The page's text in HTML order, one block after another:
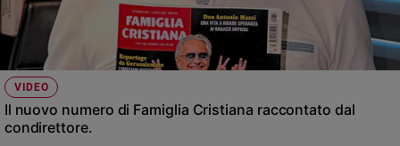
VIDEO
Il nuovo numero di Famiglia Cristiana raccontato dal
condirettore.